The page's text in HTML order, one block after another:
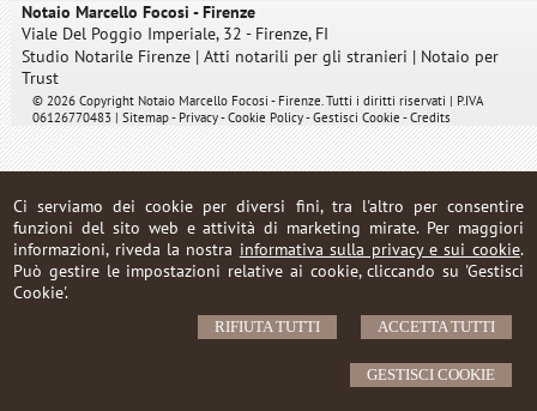
Ci serviamo dei cookie per diversi fini, tra l'altro per consentire
funzioni del sito web e attività di marketing mirate. Per maggiori
informazioni, riveda la nostra informativa sulla privacy e sui cookie.
Può gestire le impostazioni relative ai cookie, cliccando su 'Gestisci
Cookie'.
ACCETTA TUTTI
RIFIUTA TUTTI
GESTISCI COOKIE
Notaio Marcello Focosi - Firenze
Viale Del Poggio Imperiale, 32 - Firenze,FI
Studio Notarile Firenze| Atti notarili per gli stranieri | Notaio per
Trust
© 2026 Copyright Notaio Marcello Focosi - Firenze. Tutti i diritti riservati | P.IVA
06126770483 | Sitemap- Privacy-Cookie Policy-Gestisci Cookie -Credits